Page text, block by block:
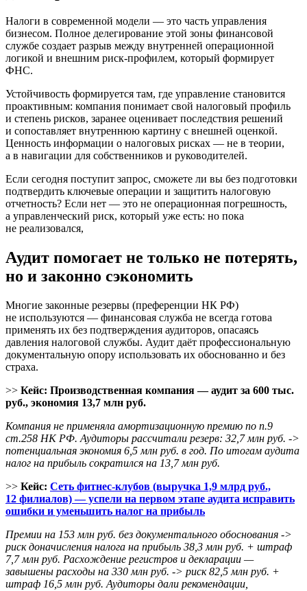
Налоги в современной модели — это часть управления
бизнесом. Полное делегирование этой зоны финансовой
службе создает разрыв между внутренней операционной
логикой и внешним риск-профилем, который формирует
ФНС.
Устойчивость формируется там, где управление становится
проактивным: компания понимает свой налоговый профиль
и степень рисков, заранее оценивает последствия решений
и сопоставляет внутреннюю картину с внешней оценкой.
Ценность информации о налоговых рисках — не в теории,
а в навигации для собственников и руководителей.
Если сегодня поступит запрос, сможете ли вы без подготовки
подтвердить ключевые операции и защитить налоговую
отчетность? Если нет — это не операционная погрешность,
а управленческий риск, который уже есть: но пока
не реализовался,
Аудит помогает не только не потерять,
но и законно сэкономить
Многие законные резервы (преференции НК РФ)
не используются — финансовая служба не всегда готова
применять их без подтверждения аудиторов, опасаясь
давления налоговой службы. Аудит даёт профессиональную
документальную опору использовать их обоснованно и без
страха.
>> Кейс: Производственная компания — аудит за 600 тыс.
руб., экономия 13,7 млн руб.
Компания не применяла амортизационную премию по п.9
ст.258 НК РФ. Аудиторы рассчитали резерв: 32,7 млн руб. ->
потенциальная экономия 6,5 млн руб. в год. По итогам аудита
налог на прибыль сократился на 13,7 млн руб.
>> Кейс: Сеть фитнес-клубов (выручка 1,9 млрд руб.,
12 филиалов) — успели на первом этапе аудита исправить
ошибки и уменьшить налог на прибыль
Премии на 153 млн руб. без документального обоснования ->
риск доначисления налога на прибыль 38,3 млн руб. + штраф
7,7 млн руб. Расхождение регистров и декларации —
завышены расходы на 330 млн руб. -> риск 82,5 млн руб. +
штраф 16,5 млн руб. Аудиторы дали рекомендации,